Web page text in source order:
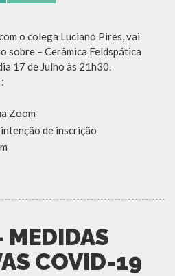
o colega Luciano Pires, vai
sobre – Cerâmica Feldspática
17 de Julho às 21h30.
Zoom
de inscrição
COVID-19